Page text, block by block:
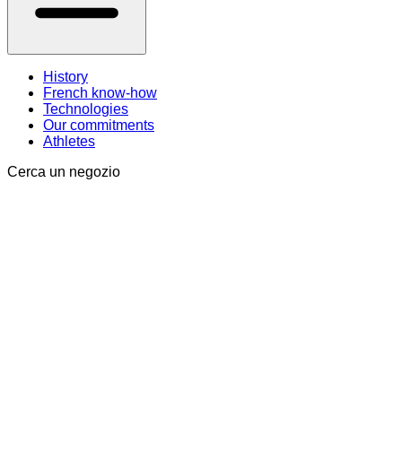
History
French know-how
Technologies
Our commitments
Athletes
Cerca un negozio